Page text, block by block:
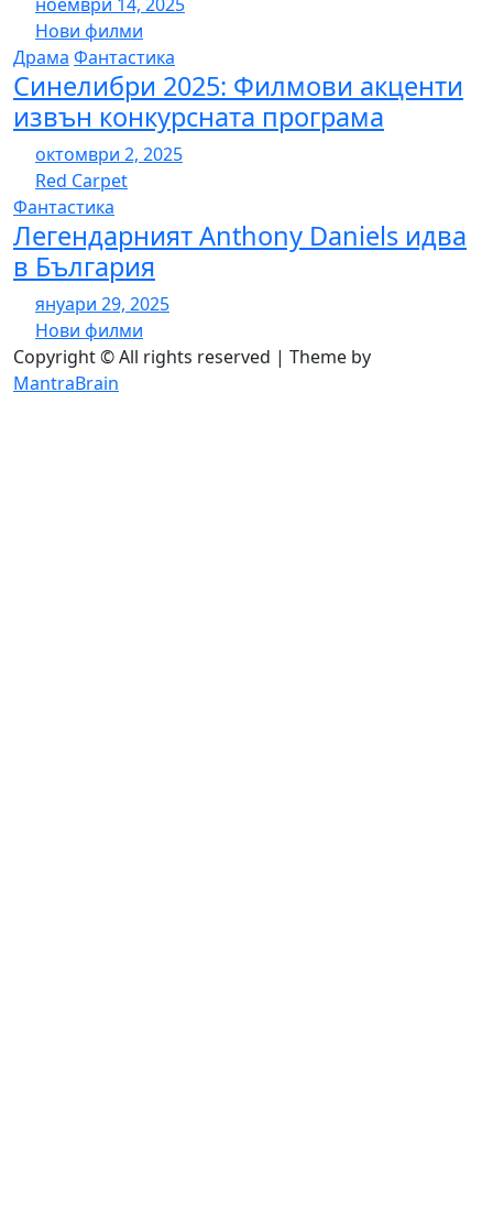
Нови филми
Драма Фантастика
Синелибри 2025: Филмови акценти
извън конкурсната програма
октомври 2, 2025
Red Carpet
Фантастика
Легендарният Anthony Daniels идва
в България
януари 29, 2025
Нови филми
Copyright © All rights reserved | Theme by
MantraBrain